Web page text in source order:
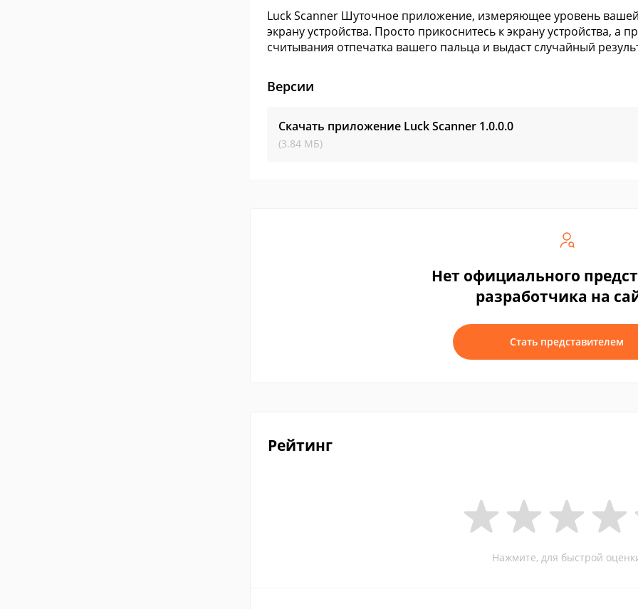
Luck Scanner Шуточное приложение, измеряющее уровень
экрану устройства. Просто прикоснитесь к экрану устройства, а
считывания отпечатка вашего пальца и выдаст случайный
Версии
Скачать приложение Luck Scanner 1.0.0.0
(3.84 МБ)
Нет официального
разработчика на
Стать представителем
Рейтинг
Нажмите, для быстрой